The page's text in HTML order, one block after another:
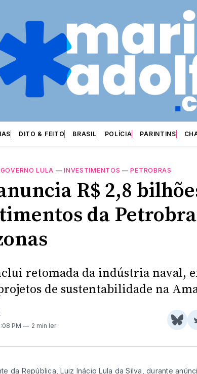
DITO & FEITO BRASIL POLÍCIA PARINTINS
GOVERNO LULA —INVESTIMENTOS —PETROBRAS
R$ 2,8
da
retomada da indústria naval,
de sustentabilidade na
PM 2 min ler
da República, Luiz Inácio Lula da Silva, durante